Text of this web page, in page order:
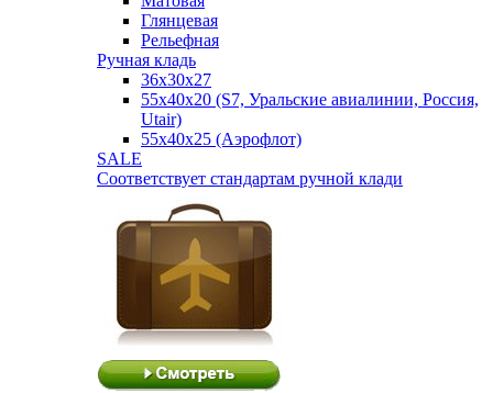
Глянцевая
Рельефная
Ручная кладь
36х30x27
55х40х20 (S7, Уральские авиалинии, Россия,
Utair)
55х40х25 (Аэрофлот)
SALE
Соответствует стандартам ручной клади